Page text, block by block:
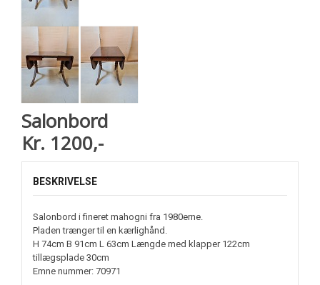
Salonbord
Kr. 1200,-
BESKRIVELSE
Salonbord i fineret mahogni fra 1980erne.
Pladen trænger til en kærlighånd.
H 74cm B 91cm L 63cm Længde med klapper 122cm
tillægsplade 30cm
Emne nummer: 70971